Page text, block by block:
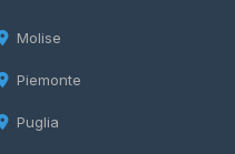
Molise
Piemonte
Puglia